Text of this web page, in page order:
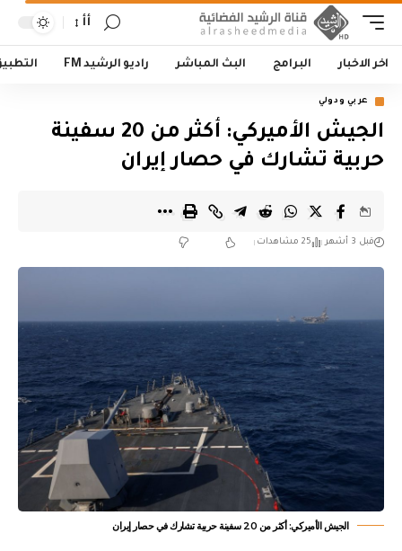
أأ
اخر الاخبار البرامج البث المباشر راديو الرشيد FM
عربي ودولي
الجيش الأميركي: أكثر من 20 سفينة
حربية تشارك في حصار إيران
قبل 3 أشهر 25 مشاهدات
الجيش الأميركي: أكثر من 20 سفينة حربية تشارك في حصار إيران